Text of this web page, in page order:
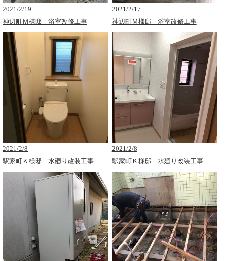
2021/2/19
神辺町Ｍ様邸 浴室改修工事
2021/2/17
神辺町Ｍ様邸 浴室改修工事
2021/2/8
駅家町Ｋ様邸 水廻り改装工事
2021/2/8
駅家町Ｋ様邸 水廻り改装工事